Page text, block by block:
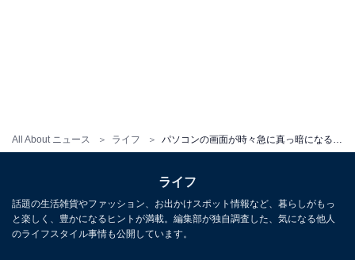
All About ニュース ライフ
この記事の執筆者： 上倉 賢
内外での取材、記事執筆をインターネット黎明期の1990年代から行
っています。 雑誌、新聞などのメディアへの記事執筆、各種協力な
ライフ
話題の生活雑貨やファッション、お出かけスポット情報など、暮らしがもっ
と楽しく、豊かになるヒントが満載。編集部が独自調査した、気になる他人
のライフスタイル事情も公開しています。